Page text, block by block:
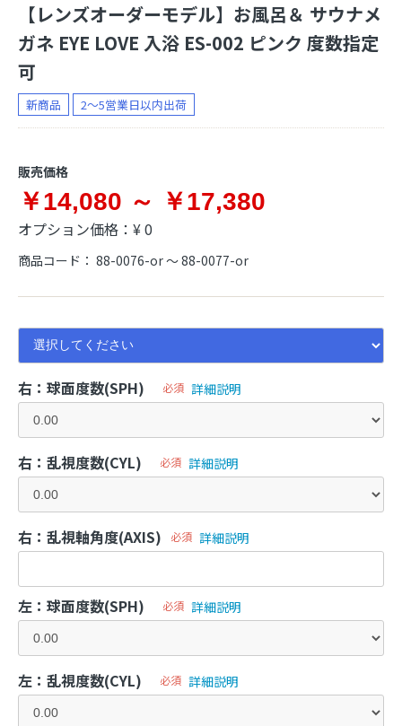
【レンズオーダーモデル】お風呂＆ サウナメ
ガネ EYE LOVE 入浴 ES-002 ピンク 度数指定
可
新商品 2～5営業日以内出荷
販売価格
￥14,080 ～ ￥17,380
オプション価格：¥0
商品コード： 88-0076-or ～ 88-0077-or
右：球面度数(SPH) 必須 詳細説明
右：乱視度数(CYL) 必須 詳細説明
右：乱視軸角度(AXIS) 必須 詳細説明
左：球面度数(SPH) 必須 詳細説明
左：乱視度数(CYL) 必須 詳細説明